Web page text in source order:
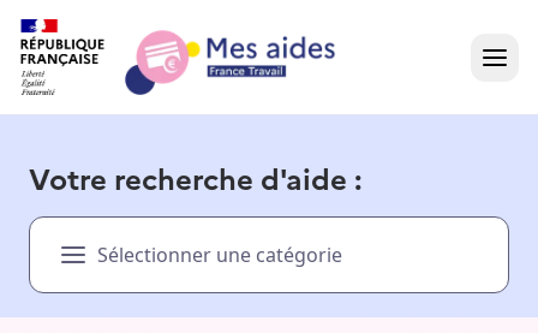
Présentation vidéo
Votre recherche d'aide :
Sélectionner une catégorie